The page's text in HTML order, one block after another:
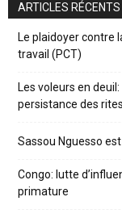
ARTICLES RÉCENTS
Le plaidoyer contre
travail (PCT)
Les voleurs en
persistance des
Sassou Nguesso
Congo: lutte
primature